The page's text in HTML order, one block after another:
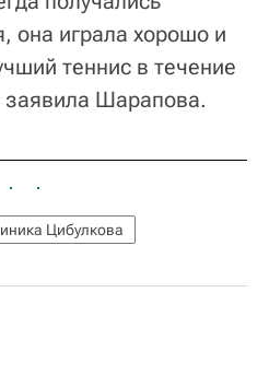
она играла хорошо и
теннис в течение
заявила Шарапова.
Цибулкова